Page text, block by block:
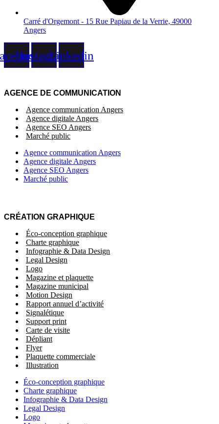
Carré d'Orgemont - 15 Rue Papiau de la Verrie, 49000
Angers
InstagramLinkedin
AGENCE DE COMMUNICATION
Agence communication Angers
Agence digitale Angers
Agence SEO Angers
Marché public
Agence communication Angers
Agence digitale Angers
Agence SEO Angers
Marché public
CRÉATION GRAPHIQUE
Éco-conception graphique
Charte graphique
Infographie & Data Design
Legal Design
Logo
Magazine et plaquette
Magazine municipal
Motion Design
Rapport annuel d’activité
Signalétique
Support print
Carte de visite
Dépliant
Flyer
Plaquette commerciale
Illustration
Éco-conception graphique
Charte graphique
Infographie & Data Design
Legal Design
Logo